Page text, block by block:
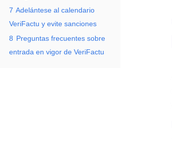
7 Adelántese al calendario
VeriFactu y evite sanciones
8 Preguntas frecuentes sobre
entrada en vigor de VeriFactu